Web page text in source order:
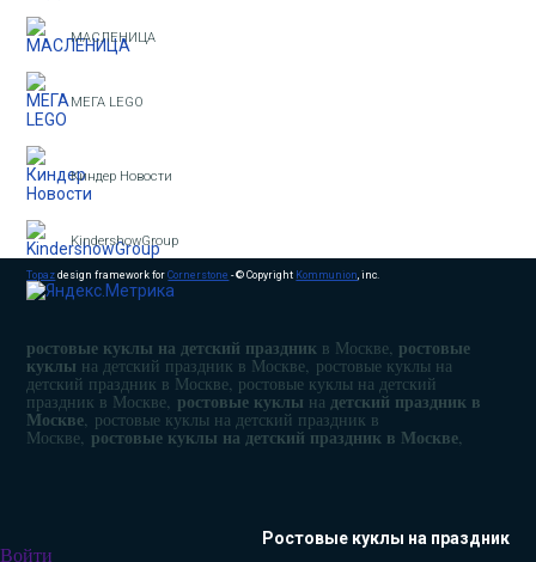
МАСЛЕНИЦА
МЕГА LEGO
Киндер Новости
KindershowGroup
Topaz design framework forCornerstone - © Copyright Kommunion , inc.
ростовые куклы на детский праздник в Москве, ростовые
куклы на детский праздник в Москве, ростовые куклы на
детский праздник в Москве, ростовые куклы на детский
праздник в Москве, ростовые куклы на детский праздник в
Москве, ростовые куклы на детский праздник в
Москве, ростовые куклы на детский праздник в Москве,
Ростовые куклы на праздник
Войти